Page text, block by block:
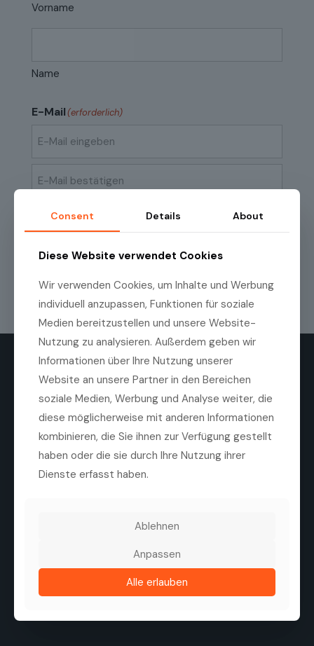
Vorname
Name
E-Mail(erforderlich)
Mail
bestätigen
Datenschutzrichtlinien(erforderlich)
Ich habe die Datenschutzrichtlinien
Kenntnis genommen.
Die Medilas AG ist ein führender Anbieter von
hochwertigen ophthalmologischen Produkten,
Technologien und Dienstleistungen. Ziel des
Unternehmens ist es, die Sehqualität von Patienten zu
Tel. +41 44 747 40 00
info@medilas.ch
Folgen Sie uns
Consent Details About
Diese Website verwendet Cookies
Wir verwenden Cookies, um Inhalte und Werbung
individuell anzupassen, Funktionen für soziale
Medien bereitzustellen und unsere Website-
Nutzung zu analysieren. Außerdem geben wir
Informationen über Ihre Nutzung unserer
Website an unsere Partner in den Bereichen
soziale Medien, Werbung und Analyse weiter, die
diese möglicherweise mit anderen Informationen
kombinieren, die Sie ihnen zur Verfügung gestellt
haben oder die sie durch Ihre Nutzung ihrer
Dienste erfasst haben.
Ablehnen
Anpassen
Alle erlauben